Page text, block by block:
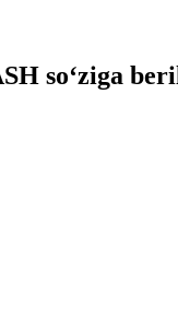
so‘ziga